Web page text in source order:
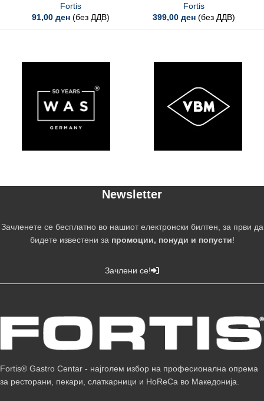
Fortis
91,00 ден (без ДДВ)
Fortis
399,00 ден (без ДДВ)
Newsletter
Зачленете се бесплатно во нашиот електронски билтен, за први да
бидете известени за промоции, понуди и попусти!
Зачлени се!
Fortis® Gastro Centar - најголем избор на професионална опрема
за ресторани, пекари, слаткарници и HoReCa во Македонија.